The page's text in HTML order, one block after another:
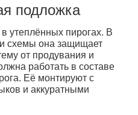
подложка
утеплённых пирогах. В
схемы она защищает
от продувания и
работать в составе
Её монтируют с
и аккуратными